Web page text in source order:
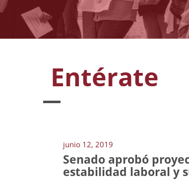
Entérate
junio 12, 2019
Senado aprobó
estabilidad laboral y